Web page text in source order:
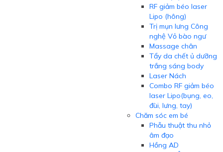
RF giảm béo laser
Lipo (hông)
Trị mụn lưng Công
nghệ Vỏ bào ngư
Massage chân
Tẩy da chết ủ dưỡng
trắng sáng body
Laser Nách
Combo RF giảm béo
laser Lipo(bụng, eo,
đùi, lưng, tay)
Chăm sóc em bé
Phẫu thuật thu nhỏ
âm đạo
Hồng AD